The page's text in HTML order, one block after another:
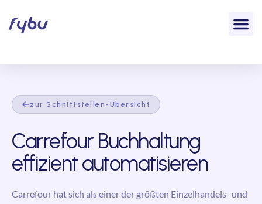
zur Schnittstellen-Übersicht
Carrefour Buchhaltung
effizient automatisieren
Carrefour hat sich als einer der größten Einzelhandels- und